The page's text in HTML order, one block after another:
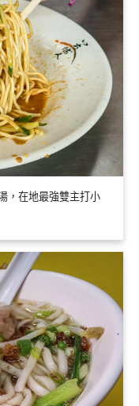
，在地最強雙主打小